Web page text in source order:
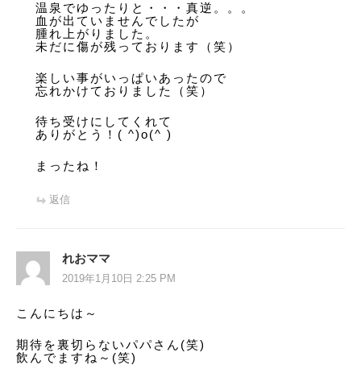
温泉でゆったりと・・・真逆。。。
血が出ていませんでしたが
腫れ上がりました。
未だに傷が残っております（笑）
楽しい事がいっぱいあったので
忘れかけておりました（笑）
待ち受けにしてくれて
ありがとう！( ^)o(^ )
まったね！
返信
れおママ
2019年1月10日 2:25 PM
こんにちは～
期待を裏切らないパパさん(笑)
飲んでますね～(笑)